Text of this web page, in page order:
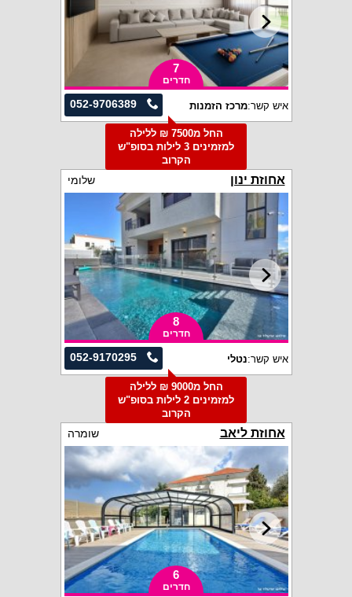
7
חדרים
052-9706389 איש קשר:מרכז הזמנות
החל מ7500 ₪ ללילה
למזמינים 3 לילות בסופ"ש
הקרוב
אחוזת ינון שלומי
8
חדרים
052-9170295 איש קשר:נטלי
החל מ9000 ₪ ללילה
למזמינים 2 לילות בסופ"ש
הקרוב
אחוזת ליאב שומרה
6
חדרים